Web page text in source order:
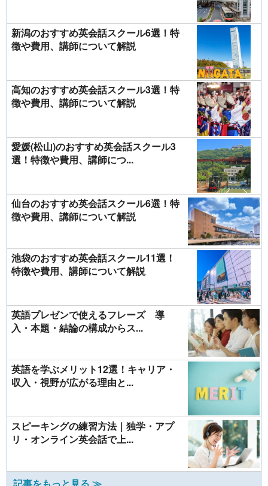
新潟のおすすめ英会話スクール6選！特
徴や費用、講師について解説
高知のおすすめ英会話スクール3選！特
徴や費用、講師について解説
愛媛(松山)のおすすめ英会話スクール3
選！特徴や費用、講師につ...
仙台のおすすめ英会話スクール6選！特
徴や費用、講師について解説
池袋のおすすめ英会話スクール11選！
特徴や費用、講師について解説
英語プレゼンで使えるフレーズ 導
入・本題・結論の構成からス...
英語を学ぶメリット12選！キャリア・
収入・視野が広がる理由と...
スピーキングの練習方法｜独学・アプ
リ・オンライン英会話で上...